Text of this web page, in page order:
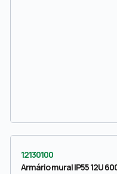
12130100
Armário mural IP55 12U